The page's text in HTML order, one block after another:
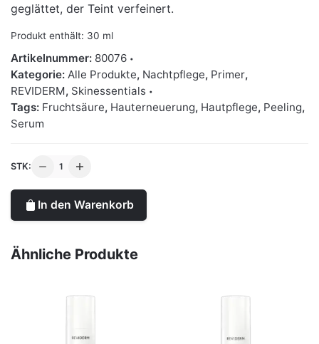
geglättet, der Teint verfeinert.
Produkt enthält: 30 ml
Artikelnummer: 80076
Kategorie: Alle Produkte, Nachtpflege, Primer,
REVIDERM, Skinessentials
Tags: Fruchtsäure, Hauterneuerung, Hautpflege, Peeling,
Serum
STK:
REVIDERM
manager
forte
Teint
In den Warenkorb
Ähnliche Produkte